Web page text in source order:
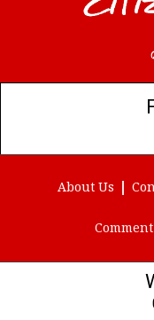
About Us